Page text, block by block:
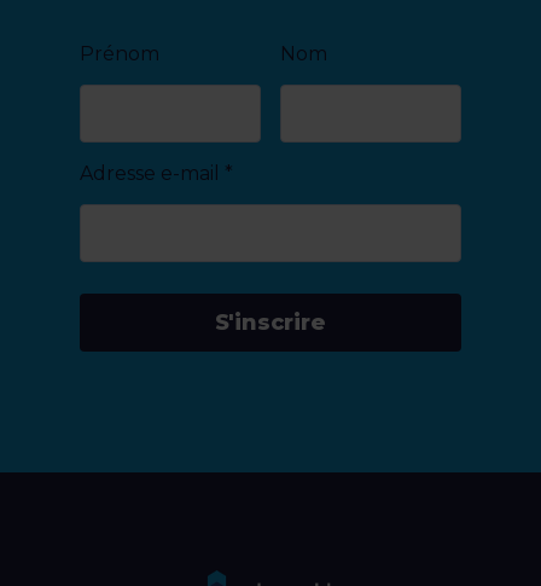
Prénom Nom
Adresse e-mail *
S'inscrire